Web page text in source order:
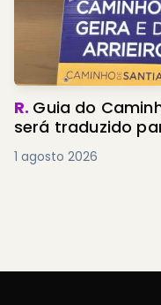
R. Guia do
será traduzido
1 agosto 2026